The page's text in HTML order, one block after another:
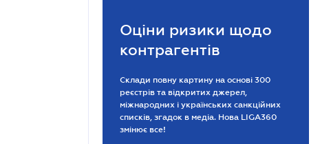
Оціни ризики щодо
контрагентів
Склади повну картину на основі 300
реєстрів та відкритих джерел,
міжнародних і українських санкційних
списків, згадок в медіа. Нова LIGA360
змінює все!